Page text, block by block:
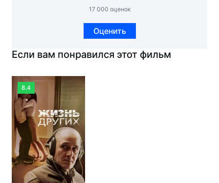
17 000 оценок
Оценить
Если вам понравился этот фильм
8.4